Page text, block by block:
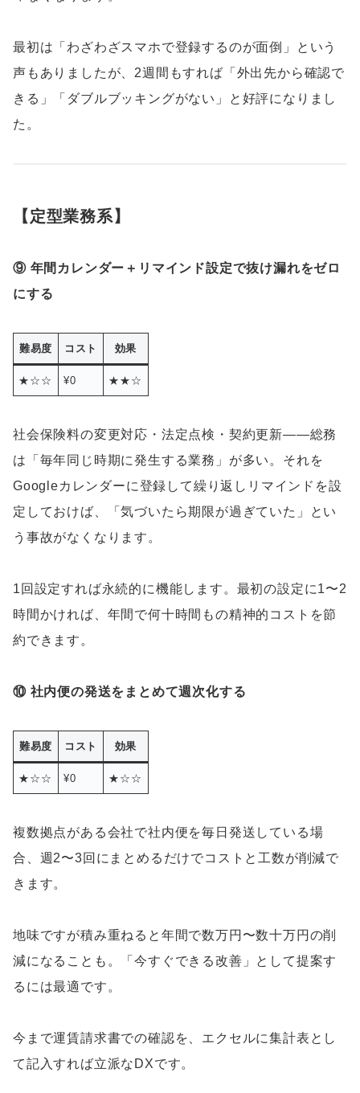
最初は「わざわざスマホで登録するのが面倒」という
声もありましたが、2週間もすれば「外出先から確認で
きる」「ダブルブッキングがない」と好評になりまし
た。
【定型業務系】
⑨ 年間カレンダー＋リマインド設定で抜け漏れをゼロ
にする
難易度 コスト 効果
★☆☆ ¥0 ★★☆
社会保険料の変更対応・法定点検・契約更新——総務
は「毎年同じ時期に発生する業務」が多い。それを
Googleカレンダーに登録して繰り返しリマインドを設
定しておけば、「気づいたら期限が過ぎていた」とい
う事故がなくなります。
1回設定すれば永続的に機能します。最初の設定に1〜2
時間かければ、年間で何十時間もの精神的コストを節
約できます。
⑩ 社内便の発送をまとめて週次化する
難易度 コスト 効果
★☆☆ ¥0 ★☆☆
複数拠点がある会社で社内便を毎日発送している場
合、週2〜3回にまとめるだけでコストと工数が削減で
きます。
地味ですが積み重ねると年間で数万円〜数十万円の削
減になることも。「今すぐできる改善」として提案す
るには最適です。
今まで運賃請求書での確認を、エクセルに集計表とし
て記入すれば立派なDXです。